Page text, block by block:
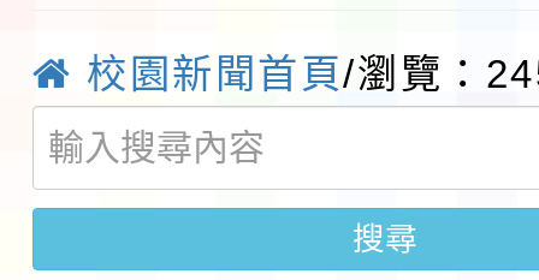
會」之「藝術教育日」
第2次招考代課鐘點教
告(採1次公告分次招考)
115 年度兒童課後照顧
0 小時業訓練課程
轉知本市體育總會划船
「115年桃園市運動會
「114-115年度
校園新聞首頁/瀏覽：
搜尋